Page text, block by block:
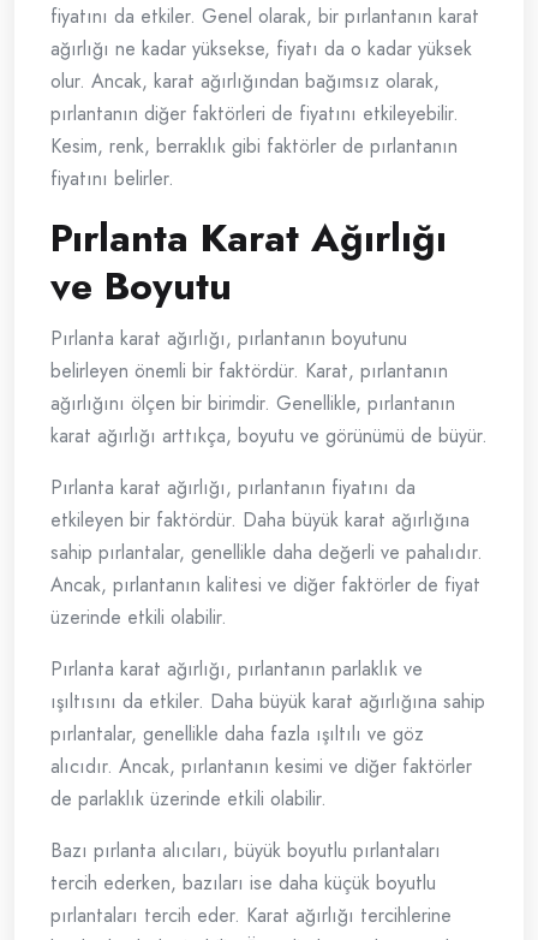
fiyatını da etkiler. Genel olarak, bir pırlantanın karat
ağırlığı ne kadar yüksekse, fiyatı da o kadar yüksek
olur. Ancak, karat ağırlığından bağımsız olarak,
pırlantanın diğer faktörleri de fiyatını etkileyebilir.
Kesim, renk, berraklık gibi faktörler de pırlantanın
fiyatını belirler.
Pırlanta Karat Ağırlığı
ve Boyutu
Pırlanta karat ağırlığı, pırlantanın boyutunu
belirleyen önemli bir faktördür. Karat, pırlantanın
ağırlığını ölçen bir birimdir. Genellikle, pırlantanın
karat ağırlığı arttıkça, boyutu ve görünümü de büyür.
Pırlanta karat ağırlığı, pırlantanın fiyatını da
etkileyen bir faktördür. Daha büyük karat ağırlığına
sahip pırlantalar, genellikle daha değerli ve pahalıdır.
Ancak, pırlantanın kalitesi ve diğer faktörler de fiyat
üzerinde etkili olabilir.
Pırlanta karat ağırlığı, pırlantanın parlaklık ve
ışıltısını da etkiler. Daha büyük karat ağırlığına sahip
pırlantalar, genellikle daha fazla ışıltılı ve göz
alıcıdır. Ancak, pırlantanın kesimi ve diğer faktörler
de parlaklık üzerinde etkili olabilir.
Bazı pırlanta alıcıları, büyük boyutlu pırlantaları
tercih ederken, bazıları ise daha küçük boyutlu
pırlantaları tercih eder. Karat ağırlığı tercihlerine